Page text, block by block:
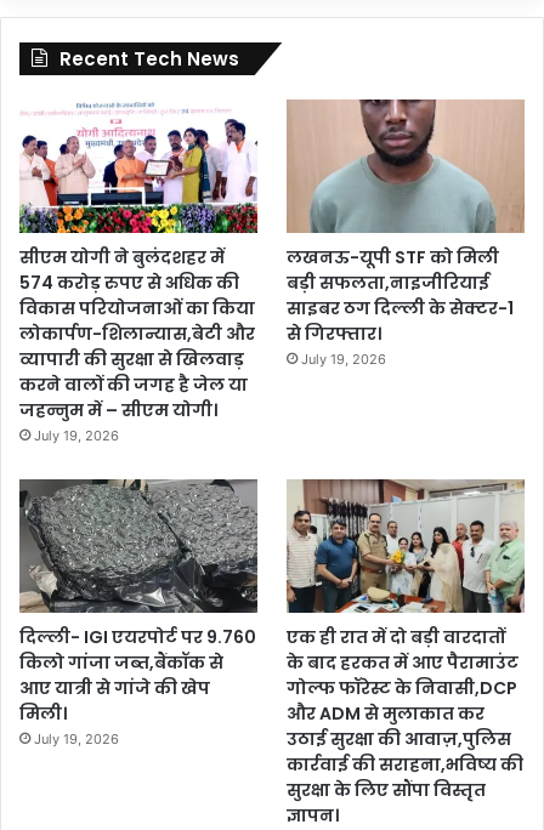
Recent Tech News
सीएम योगी ने बुलंदशहर में
574 करोड़ रुपए से अधिक की
विकास परियोजनाओं का किया
लोकार्पण-शिलान्यास,बेटी और
व्यापारी की सुरक्षा से खिलवाड़
करने वालों की जगह है जेल या
जहन्नुम में – सीएम योगी।
July 19, 2026
लखनऊ-यूपी STF को मिली
बड़ी सफलता,नाइजीरियाई
साइबर ठग दिल्ली के सेक्टर-1
से गिरफ्तार।
July 19, 2026
दिल्ली- IGI एयरपोर्ट पर 9.760
किलो गांजा जब्त,बैंकॉक से
आए यात्री से गांजे की खेप
मिली।
July 19, 2026
एक ही रात में दो बड़ी वारदातों
के बाद हरकत में आए पैरामाउंट
गोल्फ फॉरेस्ट के निवासी,DCP
और ADM से मुलाकात कर
उठाई सुरक्षा की आवाज़,पुलिस
कार्रवाई की सराहना,भविष्य की
सुरक्षा के लिए सौंपा विस्तृत
ज्ञापन।